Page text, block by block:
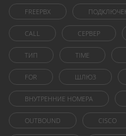
FREEPBX
CALL СЕРВЕР
ТИП TIME
FOR ШЛЮЗ
ВНУТРЕННИЕ НОМЕРА
OUTBOUND CISCO